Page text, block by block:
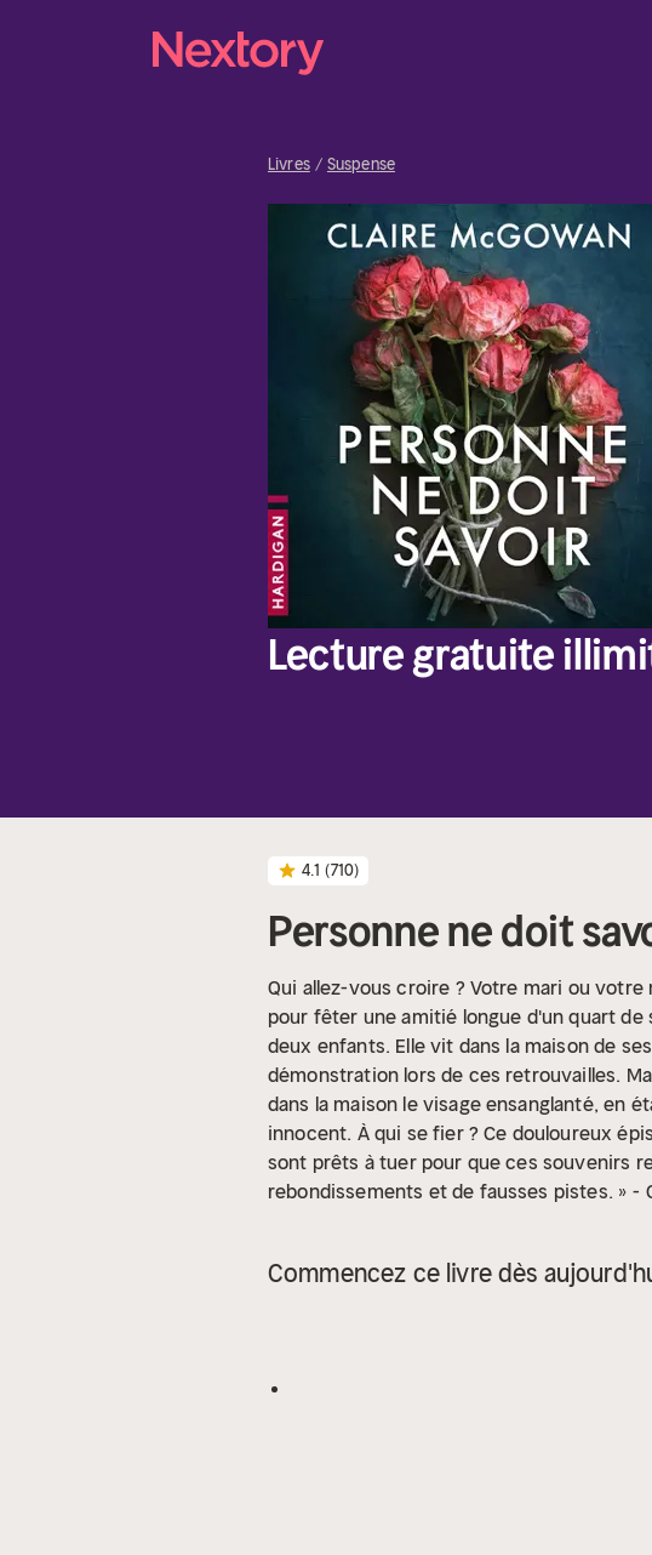
Livres Suspense
Lecture gratuite
4.1 (710)
Personne ne doit
Qui allez-vous croire ? Votre mari ou votre
pour fêter une amitié longue d'un quart
deux enfants. Elle vit dans la maison de
démonstration lors de ces retrouvailles.
dans la maison le visage ensanglanté, en
innocent. À qui se fier ? Ce douloureux
sont prêts à tuer pour que ces souvenirs
rebondissements et de fausses pistes. » -
Commencez ce livre dès